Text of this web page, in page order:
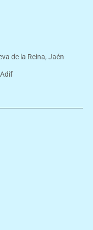
de la Reina, Jaén